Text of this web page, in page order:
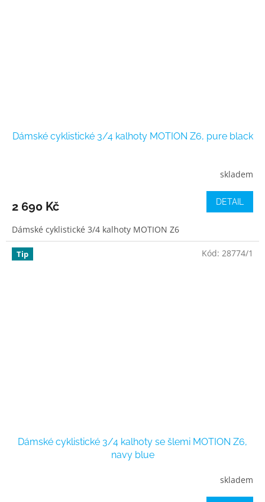
Dámské cyklistické 3/4 kalhoty MOTION Z6, pure black
skladem
2 690 Kč DETAIL
Dámské cyklistické 3/4 kalhoty MOTION Z6
Tip
Dámské cyklistické 3/4 kalhoty se šlemi MOTION Z6,
navy blue
skladem
Kód: 28774/1